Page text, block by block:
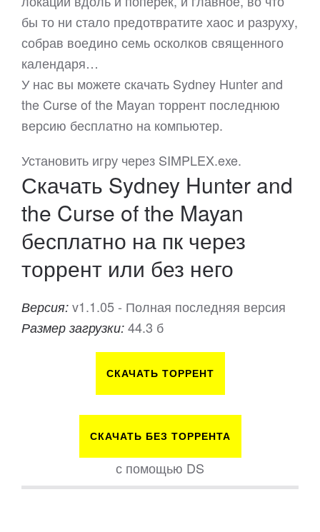
бы то ни стало предотвратите хаос и разруху,
собрав воедино семь осколков священного
календаря…
У нас вы можете скачать Sydney Hunter and
the Curse of the Mayan торрент последнюю
версию бесплатно на компьютер.
Установить игру через SIMPLEX.exe.
Скачать Sydney Hunter and
the Curse of the Mayan
бесплатно на пк через
торрент или без него
Версия: v1.1.05 - Полная последняя версия
Размер загрузки: 44.3 б
СКАЧАТЬ ТОРРЕНТ
СКАЧАТЬ БЕЗ ТОРРЕНТА
с помощью DS